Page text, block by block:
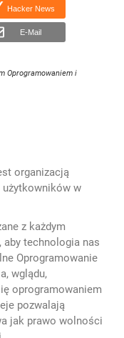
Hacker News
E-Mail
Oprogramowaniem i
organizacją
użytkowników w
z każdym
aby technologia nas
Oprogramowanie
wglądu,
oprogramowaniem
pozwalają
jak prawo wolności